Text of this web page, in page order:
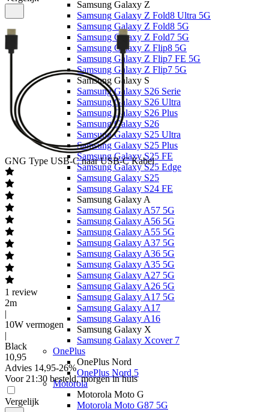
Samsung Galaxy Z
Samsung Galaxy Z Fold8 Ultra 5G
Samsung Galaxy Z Fold8 5G
Samsung Galaxy Z Fold7 5G
Samsung Galaxy Z Flip8 5G
Samsung Galaxy Z Flip7 FE 5G
Samsung Galaxy Z Flip7 5G
Samsung Galaxy S
Samsung Galaxy S26 Serie
Samsung Galaxy S26 Ultra
Samsung Galaxy S26 Plus
Samsung Galaxy S26
Samsung Galaxy S25 Ultra
Samsung Galaxy S25 Plus
Samsung Galaxy S25 FE
Samsung Galaxy S25 Edge
Samsung Galaxy S25
Samsung Galaxy S24 FE
Samsung Galaxy A
Samsung Galaxy A57 5G
Samsung Galaxy A56 5G
Samsung Galaxy A55 5G
Samsung Galaxy A37 5G
Samsung Galaxy A36 5G
Samsung Galaxy A35 5G
Samsung Galaxy A27 5G
Samsung Galaxy A26 5G
Samsung Galaxy A17 5G
Samsung Galaxy A17
Samsung Galaxy A16
Samsung Galaxy X
Samsung Galaxy Xcover 7
OnePlus
OnePlus Nord
OnePlus Nord 5
Motorola
Motorola Moto G
Motorola Moto G87 5G
GNG Type USB-C naar USB-C Kabel
1 review
2m
|
10W vermogen
|
Black
10,95
Advies 14,95-26%
Voor 21:30 besteld, morgen in huis
Vergelijk